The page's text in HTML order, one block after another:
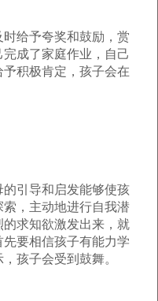
给予夸奖和鼓励，赏
成了家庭作业，自己
积极肯定，孩子会在
引导和启发能够使孩
，主动地进行自我潜
求知欲激发出来，就
要相信孩子有能力学
孩子会受到鼓舞。